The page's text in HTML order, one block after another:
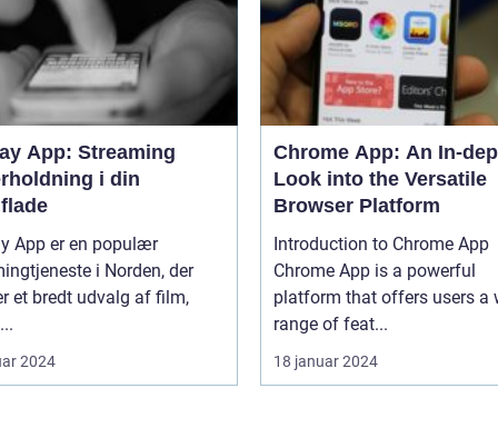
App: Streaming
i din
App er en populær
i Norden, der
et bredt udvalg af film,
2024
Chrome App: An In-
Look into the Versatile
Browser Platform
Introduction to Chrome App
Chrome App is a powerful
platform that offers users a
range of feat...
18 januar 2024